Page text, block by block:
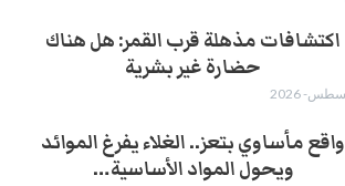
اكتشافات مذهلة قرب القمر: هل هناك
حضارة غير بشرية
واقع مأساوي بتعز.. الغلاء يفرغ الموائد
ويحول المواد الأساسية…